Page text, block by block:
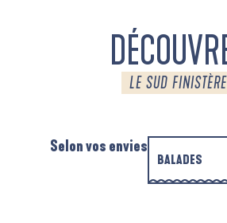
LE SUD FINISTÈRE
Selon vos envies
BALADES
PARCOURS